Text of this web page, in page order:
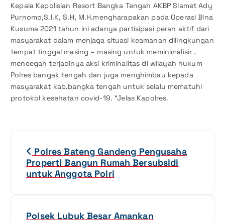
Kepala Kepolisian Resort Bangka Tengah AKBP Slamet Ady
Purnomo,S.I.K, S.H, M.H.mengharapakan pada Operasi Bina
Kusuma 2021 tahun ini adanya partisipasi peran aktif dari
masyarakat dalam menjaga situasi keamanan dilingkungan
tempat tinggal masing – masing untuk meminimalisir ,
mencegah terjadinya aksi kriminalitas di wilayah hukum
Polres bangak tengah dan juga menghimbau kepada
masyarakat kab.bangka tengah untuk selalu mematuhi
protokol kesehatan covid-19. “Jelas Kapolres.
Polres Bateng Gandeng Pengusaha
Properti Bangun Rumah Bersubsidi
untuk Anggota Polri
Polsek Lubuk Besar Amankan